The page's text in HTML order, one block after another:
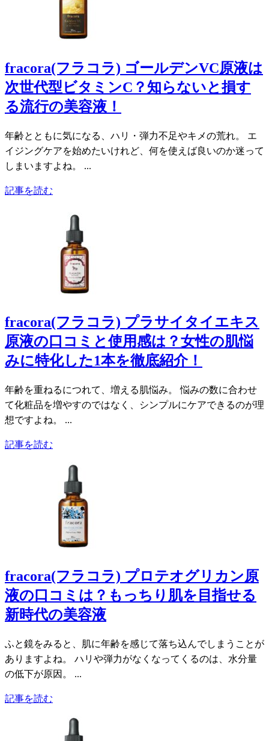
fracora(フラコラ) ゴールデンVC原液は
次世代型ビタミンC？知らないと損す
る流行の美容液！
年齢とともに気になる、ハリ・弾力不足やキメの荒れ。 エ
イジングケアを始めたいけれど、何を使えば良いのか迷って
しまいますよね。 ...
記事を読む
fracora(フラコラ) プラサイタイエキス
原液の口コミと使用感は？女性の肌悩
みに特化した1本を徹底紹介！
年齢を重ねるにつれて、増える肌悩み。 悩みの数に合わせ
て化粧品を増やすのではなく、シンプルにケアできるのが理
想ですよね。 ...
記事を読む
fracora(フラコラ) プロテオグリカン原
液の口コミは？もっちり肌を目指せる
新時代の美容液
ふと鏡をみると、肌に年齢を感じて落ち込んでしまうことが
ありますよね。 ハリや弾力がなくなってくるのは、水分量
の低下が原因。 ...
記事を読む